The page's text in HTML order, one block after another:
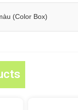
(Color Box)